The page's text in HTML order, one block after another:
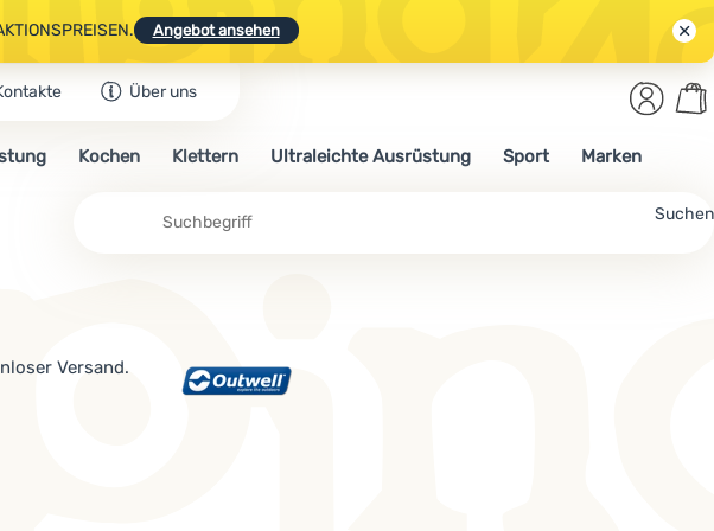
Angebot ansehen
CODE OUT10 NUTZEN.
Angebot ansehen
Über uns
Suchen
Anmelden
Kochen Klettern Ultraleichte Ausrüstung Sport Marken
Versand.